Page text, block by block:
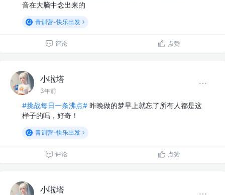
音在大脑中念出来的
青训营-快乐出发
评论 点赞
小啦塔
3年前
#挑战每日一条沸点# 昨晚做的梦早上就忘了所有人都是这
样子的吗，好奇！
青训营-快乐出发
评论 点赞
小啦塔